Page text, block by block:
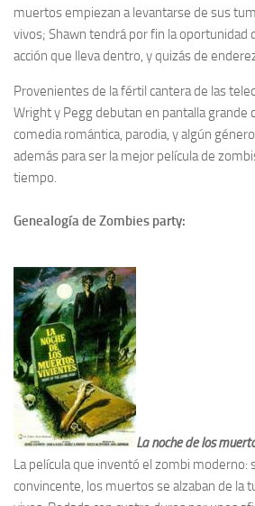
muertos empiezan a levantarse de sus
vivos; Shawn tendrá por fin la oportunidad
acción que lleva dentro, y quizás de
Provenientes de la fértil cantera de las
Wright y Pegg debutan en pantalla grande
comedia romántica, parodia, y algún
además para ser la mejor película de
tiempo.
Genealogía de Zombies party:
La noche de los
La película que inventó el zombi moderno:
convincente, los muertos se alzaban de la